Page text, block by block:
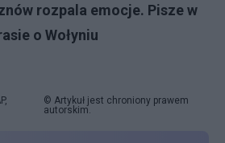
rozpala emocje. Pisze w
o Wołyniu
© Artykuł jest chroniony prawem
autorskim.